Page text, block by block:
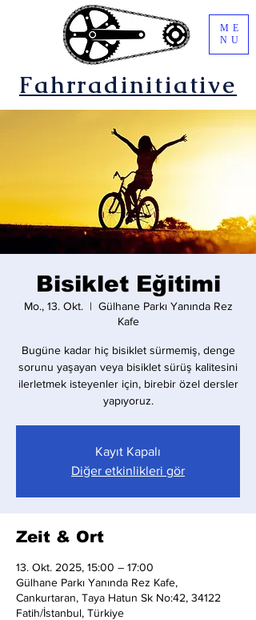
Fahrradinitiative
ME
NU
Bisiklet Eğitimi
Mo., 13. Okt.
  |
Gülhane Parkı Yanında Rez
Kafe
Bugüne kadar hiç bisiklet sürmemiş, denge
sorunu yaşayan veya bisiklet sürüş kalitesini
ilerletmek isteyenler için, birebir özel dersler
yapıyoruz.
Kayıt Kapalı
Diğer etkinlikleri gör
Zeit & Ort
13. Okt. 2025, 15:00 – 17:00
Gülhane Parkı Yanında Rez Kafe,
Cankurtaran, Taya Hatun Sk No:42, 34122
Fatih/İstanbul, Türkiye